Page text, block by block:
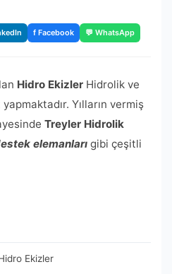
f Facebook 💬 WhatsApp
Hidro Ekizler Hidrolik ve
Yılların vermiş
Treyler Hidrolik
elemanları gibi çeşitli
Ekizler